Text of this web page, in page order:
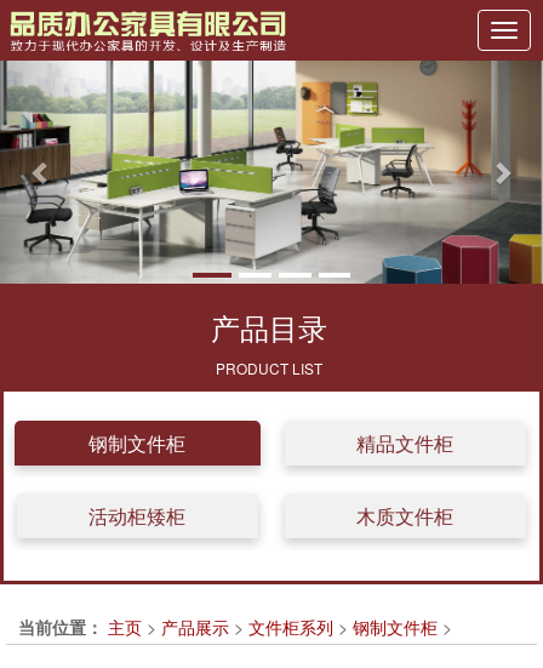
Previous
产品目录
PRODUCT LIST
钢制文件柜 精品文件柜
活动柜矮柜 木质文件柜
当前位置： 主页 > 产品展示 > 文件柜系列 > 钢制文件柜 >